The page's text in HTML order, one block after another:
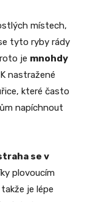
místech,
tyto ryby rády
je mnohdy
nastražené
které často
napíchnout
se v
plovoucím
je lépe